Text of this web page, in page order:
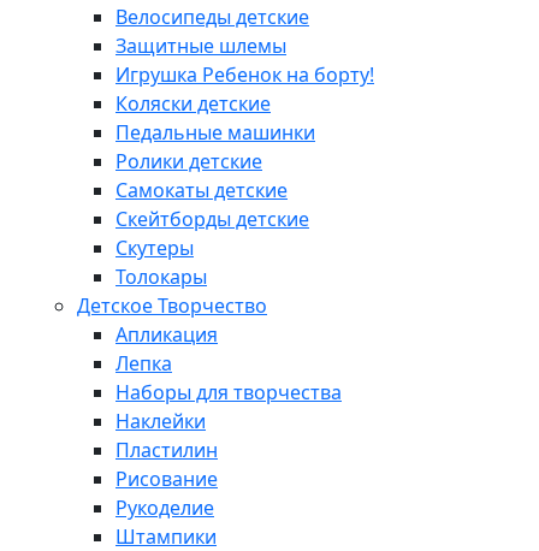
Велосипеды детские
Защитные шлемы
Игрушка Ребенок на борту!
Коляски детские
Педальные машинки
Ролики детские
Самокаты детские
Скейтборды детские
Скутеры
Толокары
Детское Творчество
Апликация
Лепка
Наборы для творчества
Наклейки
Пластилин
Рисование
Рукоделие
Штампики